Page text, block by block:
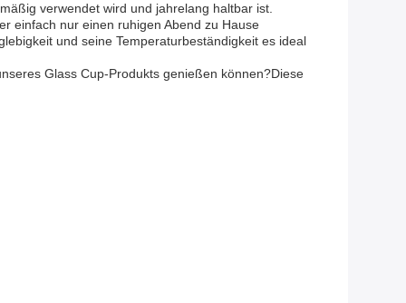
verwendet wird und jahrelang haltbar ist.
einfach nur einen ruhigen Abend zu Hause
und seine Temperaturbeständigkeit es ideal
Glass Cup-Produkts genießen können?Diese